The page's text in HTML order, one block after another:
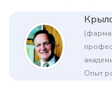
Опыт